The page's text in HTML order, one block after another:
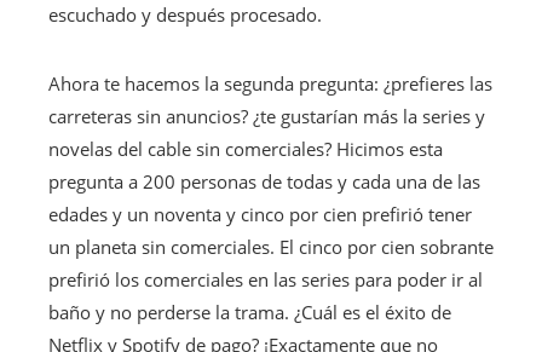
escuchado y después procesado.
Ahora te hacemos la segunda pregunta: ¿prefieres las
carreteras sin anuncios? ¿te gustarían más la series y
novelas del cable sin comerciales? Hicimos esta
pregunta a 200 personas de todas y cada una de las
edades y un noventa y cinco por cien prefirió tener
un planeta sin comerciales. El cinco por cien sobrante
prefirió los comerciales en las series para poder ir al
baño y no perderse la trama. ¿Cuál es el éxito de
Netflix y Spotify de pago? ¡Exactamente que no